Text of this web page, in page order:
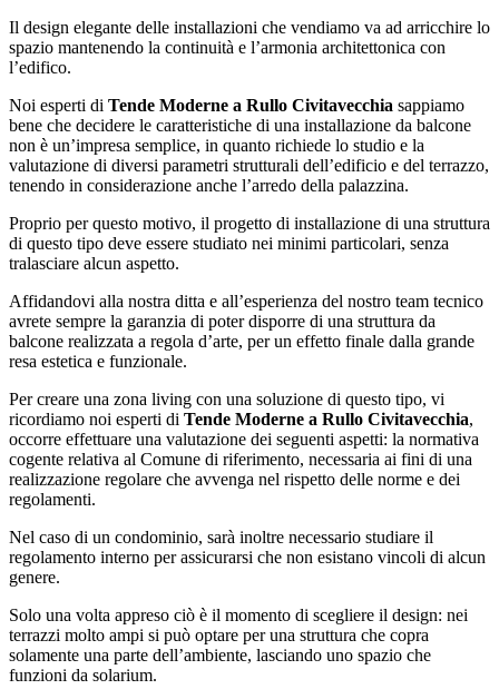
Il design elegante delle installazioni che vendiamo va ad arricchire lo
spazio mantenendo la continuità e l’armonia architettonica con
l’edifico.
Noi esperti di Tende Moderne a Rullo Civitavecchia sappiamo
bene che decidere le caratteristiche di una installazione da balcone
non è un’impresa semplice, in quanto richiede lo studio e la
valutazione di diversi parametri strutturali dell’edificio e del terrazzo,
tenendo in considerazione anche l’arredo della palazzina.
Proprio per questo motivo, il progetto di installazione di una struttura
di questo tipo deve essere studiato nei minimi particolari, senza
tralasciare alcun aspetto.
Affidandovi alla nostra ditta e all’esperienza del nostro team tecnico
avrete sempre la garanzia di poter disporre di una struttura da
balcone realizzata a regola d’arte, per un effetto finale dalla grande
resa estetica e funzionale.
Per creare una zona living con una soluzione di questo tipo, vi
ricordiamo noi esperti di Tende Moderne a Rullo Civitavecchia,
occorre effettuare una valutazione dei seguenti aspetti: la normativa
cogente relativa al Comune di riferimento, necessaria ai fini di una
realizzazione regolare che avvenga nel rispetto delle norme e dei
regolamenti.
Nel caso di un condominio, sarà inoltre necessario studiare il
regolamento interno per assicurarsi che non esistano vincoli di alcun
genere.
Solo una volta appreso ciò è il momento di scegliere il design: nei
terrazzi molto ampi si può optare per una struttura che copra
solamente una parte dell’ambiente, lasciando uno spazio che
funzioni da solarium.